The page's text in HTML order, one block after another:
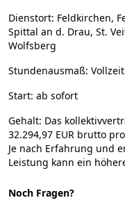
Dienstort: Feldkirchen,
Spittal an d. Drau, St.
Wolfsberg
Stundenausmaß: Vollzeit
Start: ab sofort
Gehalt: Das
32.294,97 EUR brutto
Je nach Erfahrung und
Leistung kann ein
Noch Fragen?